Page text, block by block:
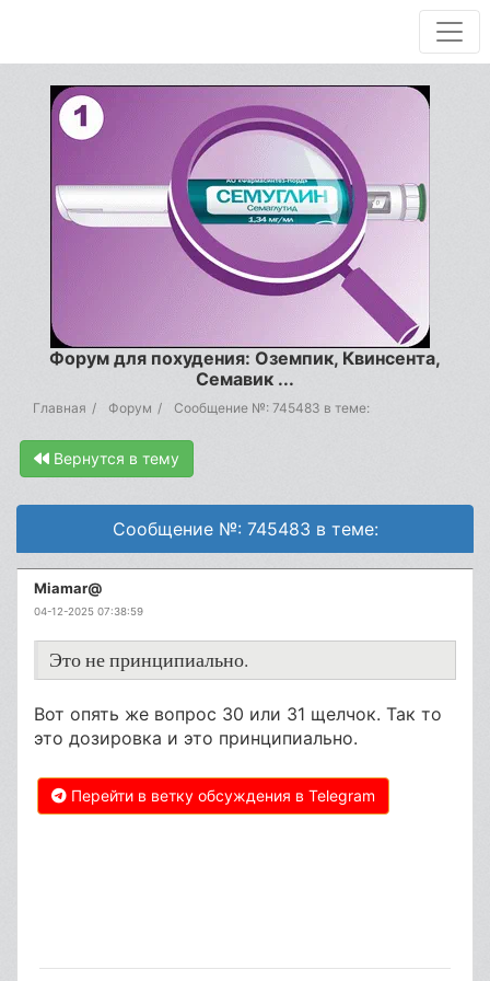
Форум для похудения: Оземпик, Квинсента,
Семавик ...
Главная Форум Сообщение №: 745483 в теме:
Вернутся в тему
Сообщение №: 745483 в теме:
Miamar@
04-12-2025 07:38:59
Это не принципиально.
Вот опять же вопрос 30 или 31 щелчок. Так то
это дозировка и это принципиально.
Перейти в ветку обсуждения в Telegram